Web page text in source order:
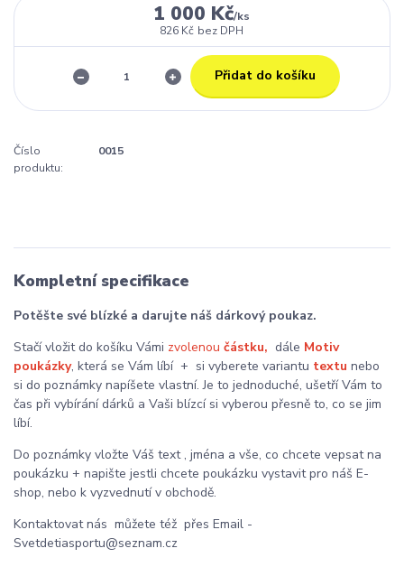
1 000 Kč/ks
826 Kč bez DPH
Přidat do košíku
Číslo
produktu:
0015
Kompletní specifikace
Potěšte své blízké a darujte náš dárkový poukaz.
Stačí vložit do košíku Vámi zvolenou částku, dále Motiv
poukázky, která se Vám líbí + si vyberete variantu textu nebo
si do poznámky napíšete vlastní. Je to jednoduché, ušetří Vám to
čas při vybírání dárků a Vaši blízcí si vyberou přesně to, co se jim
líbí.
Do poznámky vložte Váš text , jména a vše, co chcete vepsat na
poukázku + napište jestli chcete poukázku vystavit pro náš E-
shop, nebo k vyzvednutí v obchodě.
Kontaktovat nás můžete též přes Email -
Svetdetiasportu@seznam.cz